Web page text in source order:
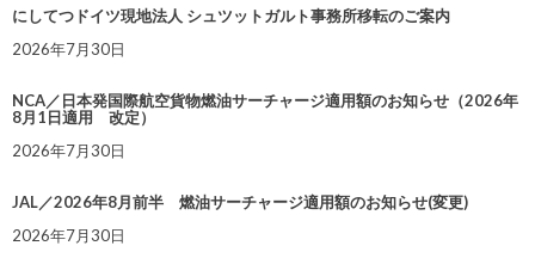
にしてつドイツ現地法人 シュツットガルト事務所移転のご案内
2026年7月30日
NCA／日本発国際航空貨物燃油サーチャージ適用額のお知らせ（2026年
8月1日適用 改定）
2026年7月30日
JAL／2026年8月前半 燃油サーチャージ適用額のお知らせ(変更)
2026年7月30日